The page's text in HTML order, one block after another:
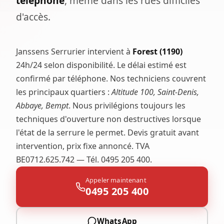
d'accès.
Janssens Serrurier intervient à Forest (1190)
24h/24 selon disponibilité. Le délai estimé est
confirmé par téléphone. Nos techniciens couvrent
les principaux quartiers :Altitude 100, Saint-Denis,
Abbaye, Bempt. Nous privilégions toujours les
techniques d'ouverture non destructives lorsque
l'état de la serrure le permet. Devis gratuit avant
intervention, prix fixe annoncé. TVA
BE0712.625.742 — Tél. 0495 205 400.
Appeler maintenant
0495 205 400
WhatsApp